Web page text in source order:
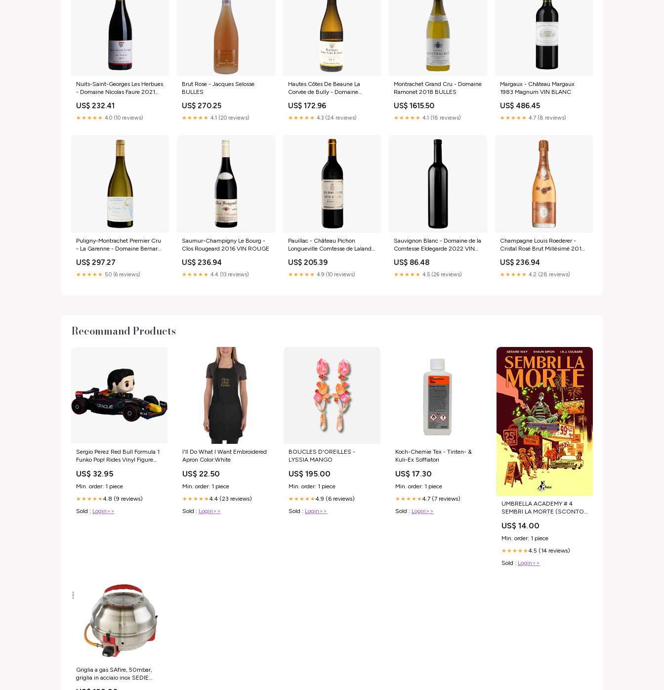
Nuits-Saint-Georges Les Herbues
- Domaine Nicolas Faure 2021
US$ 232.41
★★★★★ 4.0 (10 reviews)
Brut Rose - Jacques Selosse
BULLES
US$ 270.25
★★★★★ 4.1 (20 reviews)
Hautes Côtes De Beaune La
Corvée de Bully - Domaine
US$ 172.96
★★★★★ 4.3 (24 reviews)
Montrachet Grand Cru - Domaine
Ramonet 2018 BULLES
US$ 1615.50
★★★★★ 4.1 (18 reviews)
Margaux - Château Margaux
1983 Magnum VIN BLANC
US$ 486.45
★★★★★ 4.7 (8 reviews)
Puligny-Montrachet Premier Cru
- La Garenne - Domaine Bernard-
US$ 297.27
★★★★★ 5.0 (6 reviews)
Saumur-Champigny Le Bourg -
Clos Rougeard 2016 VIN ROUGE
US$ 236.94
★★★★★ 4.4 (13 reviews)
Pauillac - Château Pichon
Longueville Comtesse de Lalande
US$ 205.39
★★★★★ 4.9 (10 reviews)
Sauvignon Blanc - Domaine de la
Comtesse Eldegarde 2022 VIN
US$ 86.48
★★★★★ 4.5 (26 reviews)
Champagne Louis Roederer -
Cristal Rosé Brut Millésimé 2013
US$ 236.94
★★★★★ 4.2 (28 reviews)
Recommand Products
Sergio Perez Red Bull Formula 1
Funko Pop! Rides Vinyl Figure
US$ 32.95
Min. order: 1 piece
★★★★★4.8 (9 reviews)
Sold : Login>>
I'll Do What I Want Embroidered
Apron Color:White
US$ 22.50
Min. order: 1 piece
★★★★★4.4 (23 reviews)
Sold : Login>>
BOUCLES D'OREILLES -
LYSSIA MANGO
US$ 195.00
Min. order: 1 piece
★★★★★4.9 (6 reviews)
Sold : Login>>
Koch-Chemie Tex - Tinten- &
Kuli-Ex Soffiatori
US$ 17.30
Min. order: 1 piece
★★★★★4.7 (7 reviews)
Sold : Login>>
UMBRELLA ACADEMY # 4
SEMBRI LA MORTE (SCONTO
COMICS
US$ 14.00
Min. order: 1 piece
★★★★★4.5 (14 reviews)
Sold : Login>>
Griglia a gas SAfire, 50mbar,
griglia in acciaio inox SEDIE